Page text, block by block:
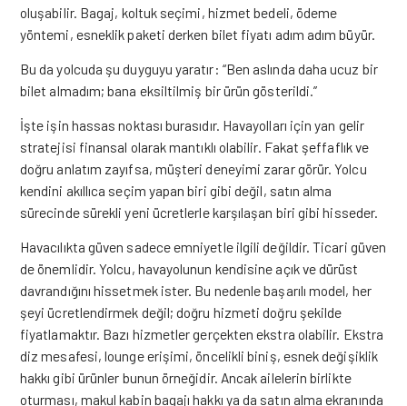
oluşabilir. Bagaj, koltuk seçimi, hizmet bedeli, ödeme
yöntemi, esneklik paketi derken bilet fiyatı adım adım büyür.
Bu da yolcuda şu duyguyu yaratır: “Ben aslında daha ucuz bir
bilet almadım; bana eksiltilmiş bir ürün gösterildi.”
İşte işin hassas noktası burasıdır. Havayolları için yan gelir
stratejisi finansal olarak mantıklı olabilir. Fakat şeffaflık ve
doğru anlatım zayıfsa, müşteri deneyimi zarar görür. Yolcu
kendini akıllıca seçim yapan biri gibi değil, satın alma
sürecinde sürekli yeni ücretlerle karşılaşan biri gibi hisseder.
Havacılıkta güven sadece emniyetle ilgili değildir. Ticari güven
de önemlidir. Yolcu, havayolunun kendisine açık ve dürüst
davrandığını hissetmek ister. Bu nedenle başarılı model, her
şeyi ücretlendirmek değil; doğru hizmeti doğru şekilde
fiyatlamaktır. Bazı hizmetler gerçekten ekstra olabilir. Ekstra
diz mesafesi, lounge erişimi, öncelikli biniş, esnek değişiklik
hakkı gibi ürünler bunun örneğidir. Ancak ailelerin birlikte
oturması, makul kabin bagajı hakkı ya da satın alma ekranında